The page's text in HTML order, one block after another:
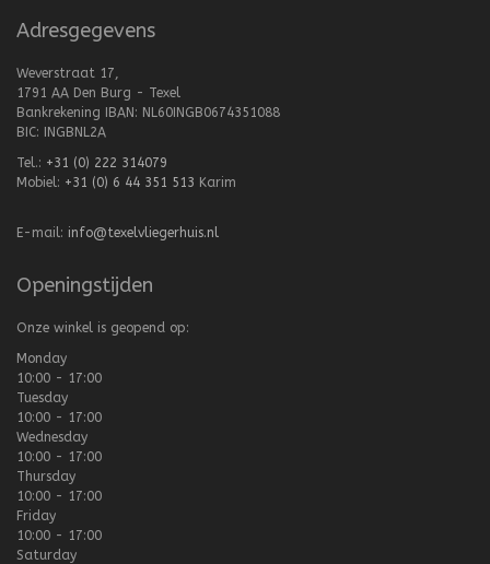
Adresgegevens
Weverstraat 17,
1791 AA Den Burg - Texel
Bankrekening IBAN: NL60INGB0674351088
BIC: INGBNL2A
Tel.: +31 (0) 222 314079
Mobiel: +31 (0) 6 44 351 513 Karim
E-mail: info@texelvliegerhuis.nl
Openingstijden
Onze winkel is geopend op:
Monday
10:00 - 17:00
Tuesday
10:00 - 17:00
Wednesday
10:00 - 17:00
Thursday
10:00 - 17:00
Friday
10:00 - 17:00
Saturday